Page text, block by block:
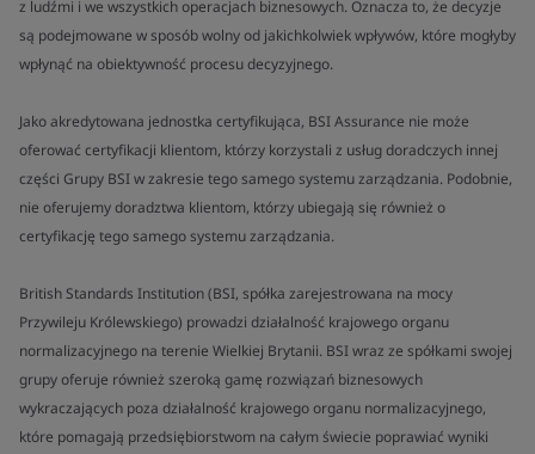
z ludźmi i we wszystkich operacjach biznesowych. Oznacza to, że decyzje
są podejmowane w sposób wolny od jakichkolwiek wpływów, które mogłyby
wpłynąć na obiektywność procesu decyzyjnego.
Jako akredytowana jednostka certyfikująca, BSI Assurance nie może
oferować certyfikacji klientom, którzy korzystali z usług doradczych innej
części Grupy BSI w zakresie tego samego systemu zarządzania. Podobnie,
nie oferujemy doradztwa klientom, którzy ubiegają się również o
certyfikację tego samego systemu zarządzania.
British Standards Institution (BSI, spółka zarejestrowana na mocy
Przywileju Królewskiego) prowadzi działalność krajowego organu
normalizacyjnego na terenie Wielkiej Brytanii. BSI wraz ze spółkami swojej
grupy oferuje również szeroką gamę rozwiązań biznesowych
wykraczających poza działalność krajowego organu normalizacyjnego,
które pomagają przedsiębiorstwom na całym świecie poprawiać wyniki